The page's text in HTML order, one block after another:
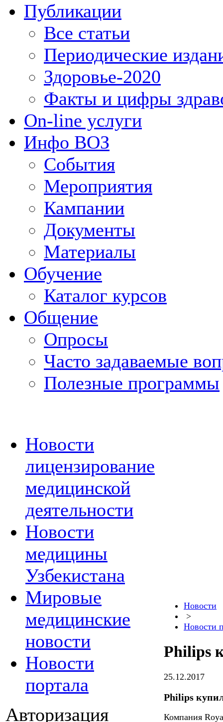
Публикации
Все статьи
Периодические
Здоровье-2020
Факты и цифры
On-line услуги
Инфо ВОЗ
События
Мероприятия
Кампании
Документы
Материалы
Обучение
Каталог курсов
Общение
Опросы
Часто задаваемые
Полезные программы
Новости
лицензирование
медицинской
деятельности
Новости
медицины
Узбекистана
Мировые
медицинские
новости
Новости
портала
Авторизация
Новости
>
Новости
Philips
25.12.2017
Philips
Компания